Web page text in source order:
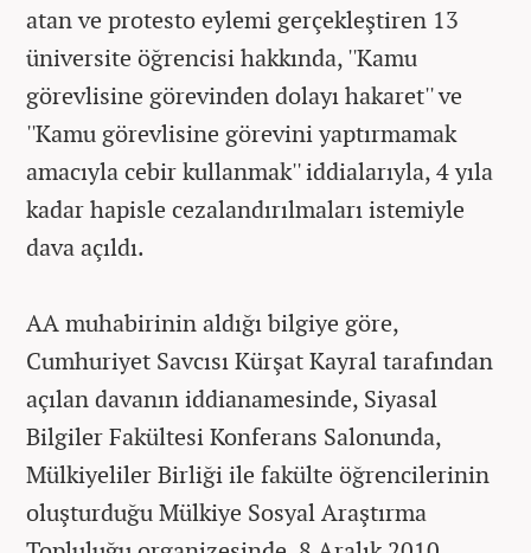
atan ve protesto eylemi gerçekleştiren 13
üniversite öğrencisi hakkında, ''Kamu
görevlisine görevinden dolayı hakaret'' ve
''Kamu görevlisine görevini yaptırmamak
amacıyla cebir kullanmak'' iddialarıyla, 4 yıla
kadar hapisle cezalandırılmaları istemiyle
dava açıldı.
AA muhabirinin aldığı bilgiye göre,
Cumhuriyet Savcısı Kürşat Kayral tarafından
açılan davanın iddianamesinde, Siyasal
Bilgiler Fakültesi Konferans Salonunda,
Mülkiyeliler Birliği ile fakülte öğrencilerinin
oluşturduğu Mülkiye Sosyal Araştırma